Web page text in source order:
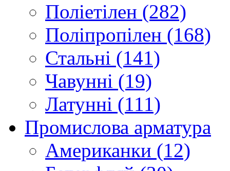
Поліетілен (282)
Поліпропілен (168)
Стальні (141)
Чавунні (19)
Латунні (111)
Промислова арматура
Американки (12)